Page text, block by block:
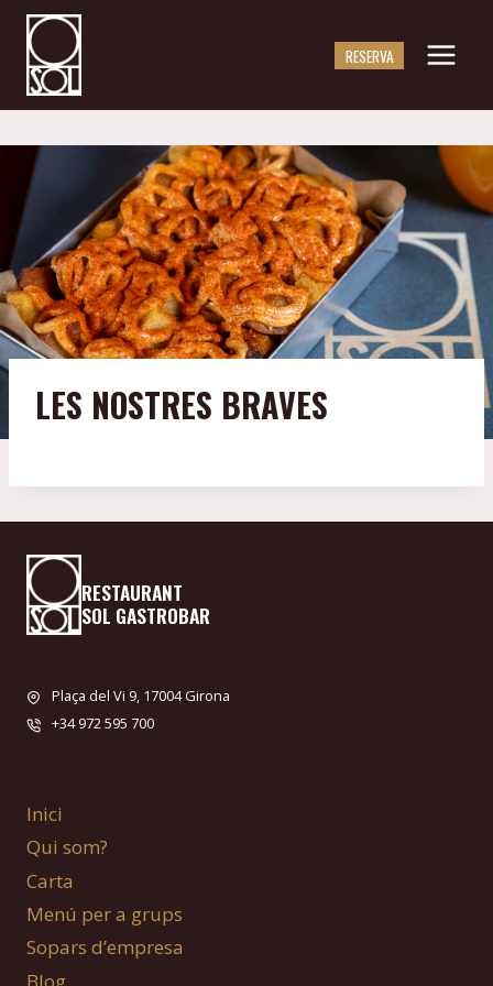
Saltar
contingut
RESERVA
LES NOSTRES BRAVES
RESTAURANT
SOL GASTROBAR
Plaça del Vi 9, 17004 Girona
+34 972 595 700
Inici
Qui som?
Carta
Menú per a grups
Sopars d’empresa
Blog